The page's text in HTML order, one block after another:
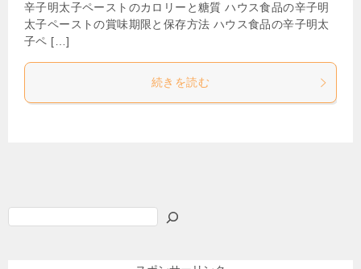
辛子明太子ペーストのカロリーと糖質 ハウス食品の辛子明
太子ペーストの賞味期限と保存方法 ハウス食品の辛子明太
子ペ […]
続きを読む